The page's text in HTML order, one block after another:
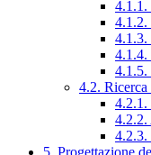
4.1.1.
4.1.2.
4.1.3.
4.1.4.
4.1.5.
4.2. Ricerca
4.2.1.
4.2.2.
4.2.3.
5. Progettazione